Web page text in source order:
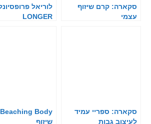
סקארה: קרם שיזוף
עצמי
LONGER
סקארה: ספריי עמיד
לעיצוב גבות
שיזוף